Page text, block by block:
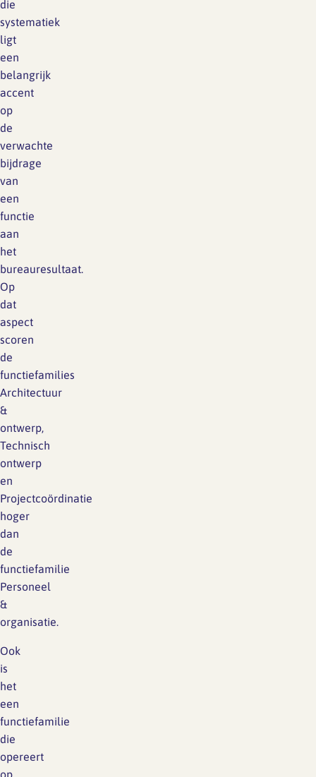
die
systematiek
ligt
een
belangrijk
accent
op
de
verwachte
bijdrage
van
een
functie
aan
het
bureauresultaat.
Op
dat
aspect
scoren
de
functiefamilies
Architectuur
&
ontwerp,
Technisch
ontwerp
en
Projectcoördinatie
hoger
dan
de
functiefamilie
Personeel
&
organisatie.
Ook
is
het
een
functiefamilie
die
opereert
op